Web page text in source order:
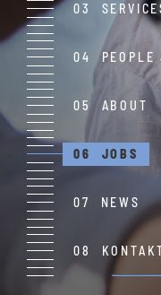
PEOPLE
ABOUT
JOBS
NEWS